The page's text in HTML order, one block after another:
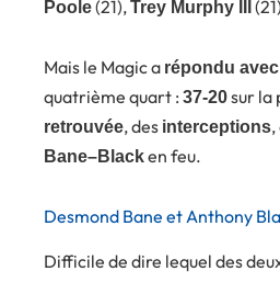
Poole(21),Trey Murphy III
Mais le Magic a répondu
quatrième quart : 37-20sur la
retrouvée, des interceptions
Bane–Blacken feu.
Desmond Bane et Anthony
Difficile de dire lequel des